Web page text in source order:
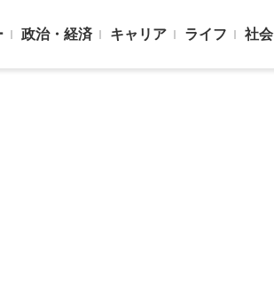
政治・経済 キャリア ライフ 社会